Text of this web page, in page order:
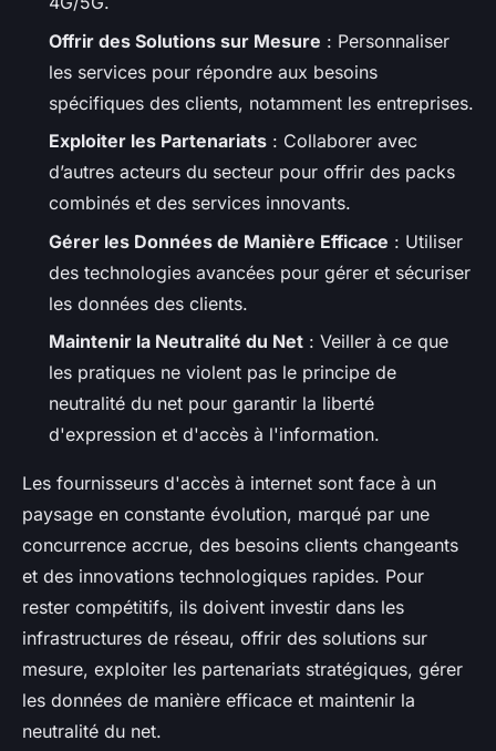
Offrir des Solutions sur Mesure : Personnaliser
les services pour répondre aux besoins
spécifiques des clients, notamment les entreprises.
Exploiter les Partenariats : Collaborer avec
d’autres acteurs du secteur pour offrir des packs
combinés et des services innovants.
Gérer les Données de Manière Efficace : Utiliser
des technologies avancées pour gérer et sécuriser
les données des clients.
Maintenir la Neutralité du Net : Veiller à ce que
les pratiques ne violent pas le principe de
neutralité du net pour garantir la liberté
d'expression et d'accès à l'information.
Les fournisseurs d'accès à internet sont face à un
paysage en constante évolution, marqué par une
concurrence accrue, des besoins clients changeants
et des innovations technologiques rapides. Pour
rester compétitifs, ils doivent investir dans les
infrastructures de réseau, offrir des solutions sur
mesure, exploiter les partenariats stratégiques, gérer
les données de manière efficace et maintenir la
neutralité du net.